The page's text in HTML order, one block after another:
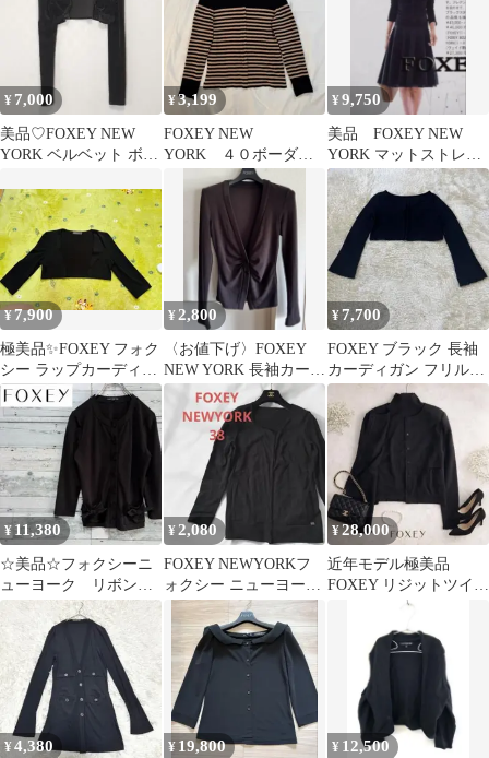
¥ 7,000
美品♡FOXEY NEW
YORK ベルベット ボレ
ーデ
¥3,199
FOXEY NEW
YORK ４０ボーダー
柄 長袖 カーディガン
ブラック
¥9,750
美品 FOXEY NEW
YORK マットストレッ
チ Wジップカーディガ
ン 38
¥7,900
極美品✨FOXEY フォク
シー ラップカーディガ
ン 刺繍ロゴ ニット 40
M
¥ 2,800
〈お値下げ〉FOXEY
NEW YORK 長袖カーデ
ィガン チョコレート
ブラウン
¥7,700
FOXEY ブラック 長袖
カーディガン フリルデ
ザイン
¥ 11,380
☆美品☆フォクシーニ
ューヨーク リボン付
きノーカラージャケッ
ト カーディガン
¥2,080
FOXEY NEWYORKフ
ォクシー ニューヨーク
黒ブラック長袖カーデ
ィガン38
¥28,000
近年モデル極美品
FOXEY リジットツイン
ニット カシミヤ混 アン
サンブル M
¥4,380 ¥ 19,800 ¥ 12,500